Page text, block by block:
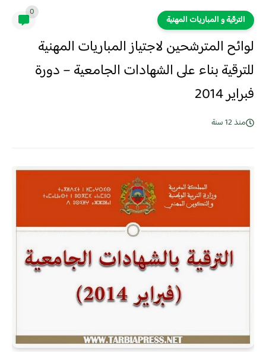
الترقية و المباريات المهنية
0
لوائح المترشحين لاجتياز المباريات المهنية
للترقية بناء على الشهادات الجامعية – دورة
فبراير 2014
منذ 12 سنة